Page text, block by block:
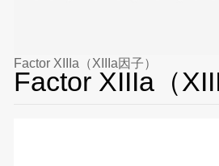
Factor XIIIa（XIIIa因子）
Factor XIIIa（